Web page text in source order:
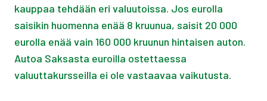
kauppaa tehdään eri valuutoissa. Jos eurolla
saisikin huomenna enää 8 kruunua, saisit 20 000
eurolla enää vain 160 000 kruunun hintaisen auton.
Autoa Saksasta euroilla ostettaessa
valuuttakursseilla ei ole vastaavaa vaikutusta.